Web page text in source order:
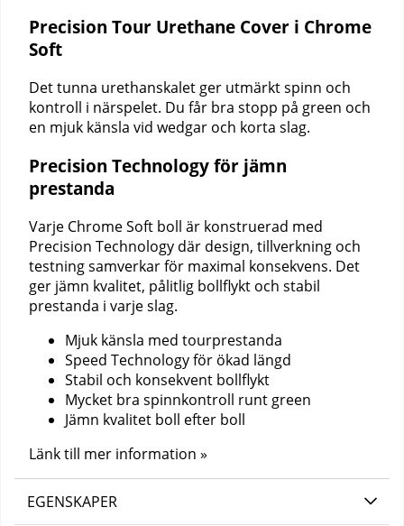
Precision Tour Urethane Cover i Chrome
Soft
Det tunna urethanskalet ger utmärkt spinn och
kontroll i närspelet. Du får bra stopp på green och
en mjuk känsla vid wedgar och korta slag.
Precision Technology för jämn
prestanda
Varje Chrome Soft boll är konstruerad med
Precision Technology där design, tillverkning och
testning samverkar för maximal konsekvens. Det
ger jämn kvalitet, pålitlig bollflykt och stabil
prestanda i varje slag.
Mjuk känsla med tourprestanda
Speed Technology för ökad längd
Stabil och konsekvent bollflykt
Mycket bra spinnkontroll runt green
Jämn kvalitet boll efter boll
Länk till mer information »
EGENSKAPER